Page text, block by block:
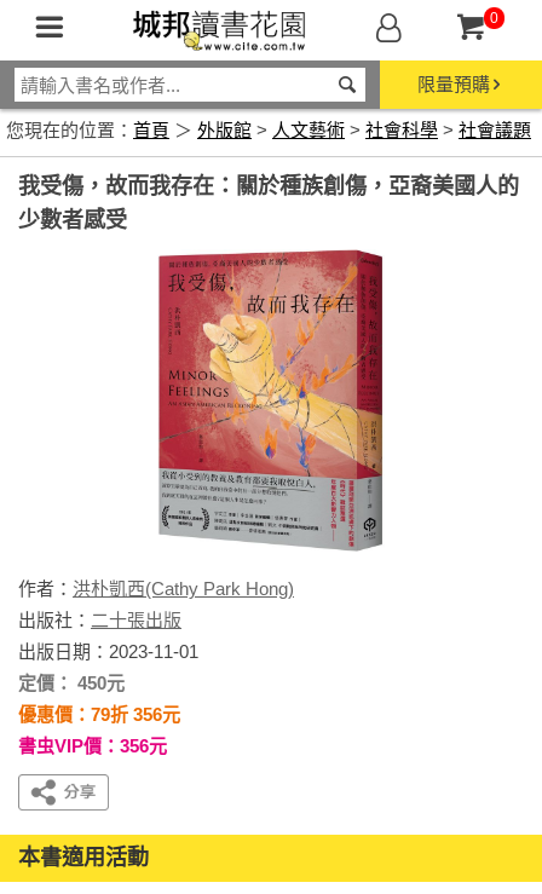
0
限量預購
您現在的位置： 首頁 ＞ 外版館 > 人文藝術 > 社會科學 > 社會議題
我受傷，故而我存在：關於種族創傷，亞裔美國人的
少數者感受
作者： 洪朴凱西(Cathy Park Hong)
出版社： 二十張出版
出版日期：2023-11-01
定價： 450元
優惠價：79折 356元
書虫VIP價：356元
本書適用活動